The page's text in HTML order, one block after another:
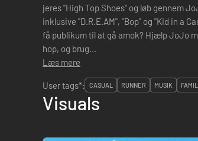
jeres "High Top Shoes" og løb gennem
inklusive "D.R.E.AM", "Bop" og "Kid in a
få publikum til at gå amok? Hjælp JoJo med at nå på scenen i tide til hendes globale fest! Løb,
hop, og brug...
Læs mere
User tags*:
CASUAL RUNNER MUSIK
Visuals